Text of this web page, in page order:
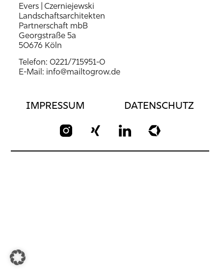
Evers | Czerniejewski
Landschaftsarchitekten
Partnerschaft mbB
Georgstraße 5a
50676 Köln
Telefon:0221/715951-0
E-Mail: info@mailtogrow.de
IMPRESSUM DATENSCHUTZ